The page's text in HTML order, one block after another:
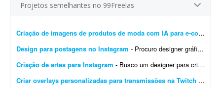
Projetos semelhantes no 99Freelas
Criação de imagens de produtos de moda com IA para e-commerce
Design para postagens no Instagram - Procuro designer gráfico para me ajudar nas postagens do meu Instagram profissional. Algumas já foram feitas por mim, mas precisam ser melhoradas. Algumas pretendo manter como est&ati...
Criação de artes para Instagram - Busco um designer para criação de artes para o Instagram. O designer receberá um calendário editorial já pronto, com direcionamento de headlines, subheadlines e ...
Criar overlays personalizadas para transmissões na Twitch